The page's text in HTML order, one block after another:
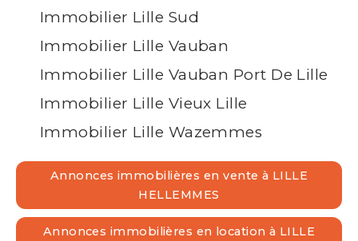
Immobilier Lille Sud
Immobilier Lille Vauban
Immobilier Lille Vauban Port De Lille
Immobilier Lille Vieux Lille
Immobilier Lille Wazemmes
Annonces immobilières en vente à LILLE
HELLEMMES
Annonces immobilières en location à LILLE